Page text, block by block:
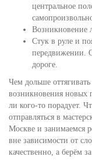
центральное
Возникновение
Стук в руле и
передвижении.
дороге.
Чем дольше
возникновения новых
ли кого-то порадует.
отправляться в
Москве и занимаемся
вне зависимости от
качественно, а берём